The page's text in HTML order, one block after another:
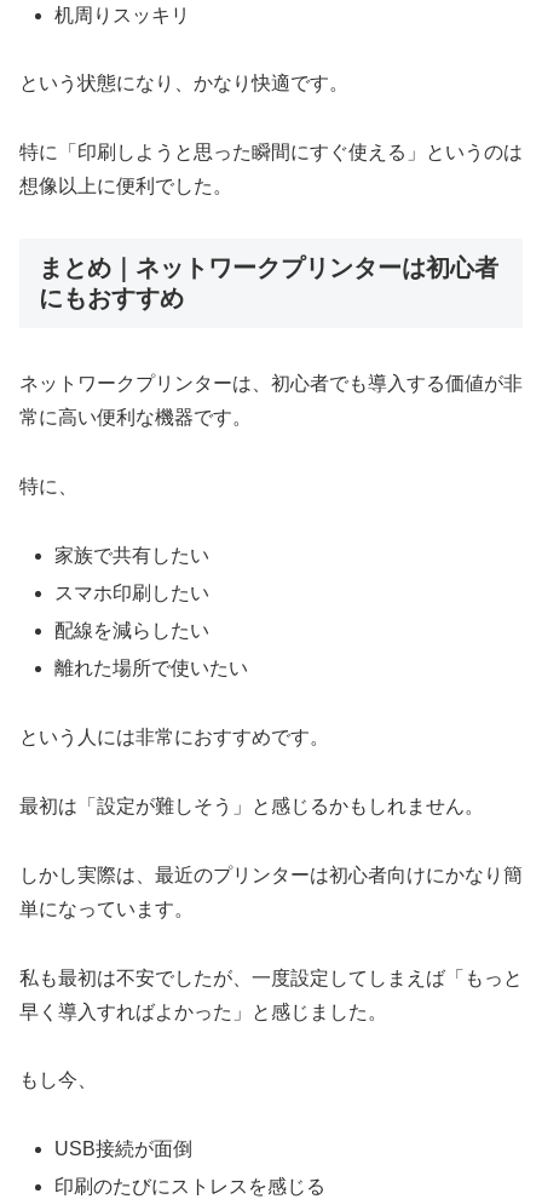
机周りスッキリ
という状態になり、かなり快適です。
特に「印刷しようと思った瞬間にすぐ使える」というのは
想像以上に便利でした。
まとめ｜ネットワークプリンターは初心者
にもおすすめ
ネットワークプリンターは、初心者でも導入する価値が非
常に高い便利な機器です。
特に、
家族で共有したい
スマホ印刷したい
配線を減らしたい
離れた場所で使いたい
という人には非常におすすめです。
最初は「設定が難しそう」と感じるかもしれません。
しかし実際は、最近のプリンターは初心者向けにかなり簡
単になっています。
私も最初は不安でしたが、一度設定してしまえば「もっと
早く導入すればよかった」と感じました。
もし今、
USB接続が面倒
印刷のたびにストレスを感じる